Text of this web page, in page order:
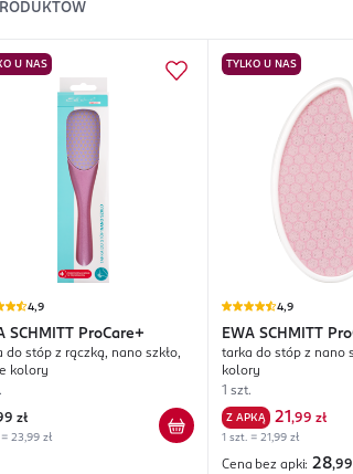
U NAS
4,9
SCHMITT ProCare+
do stóp z rączką, nano szkło,
kolory
zł
23,99 zł
TYLKO U NAS
4,9
EWA SCHMITT
tarka do stóp z nano
kolory
1 szt.
Z APKĄ 21 ,99 zł
1 szt. = 21,99 zł
Cena bez apki: 28,99